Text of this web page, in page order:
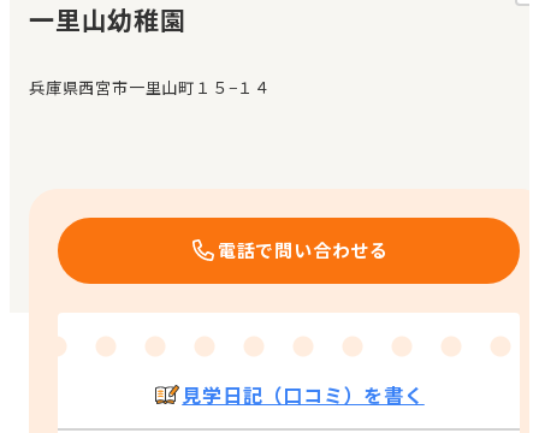
おすすめの園
エンクルの特徴と活用方法
一里山幼稚園
兵庫県西宮市一里山町１５−１４
電話で問い合わせる
見学日記（口コミ）を書く